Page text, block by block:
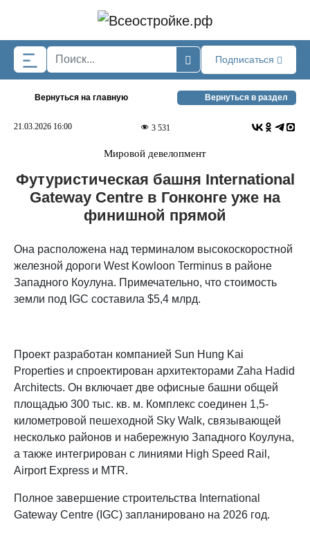
Подписаться
Вернуться на главную Вернуться в раздел
21.03.2026 16:00 3 531
Мировой девелопмент
Футуристическая башня International
Gateway Centre в Гонконге уже на
финишной прямой
Она расположена над терминалом высокоскоростной
железной дороги West Kowloon Terminus в районе
Западного Коулуна. Примечательно, что стоимость
земли под IGC составила $5,4 млрд.
Проект разработан компанией Sun Hung Kai
Properties и спроектирован архитекторами Zaha Hadid
Architects. Он включает две офисные башни общей
площадью 300 тыс. кв. м. Комплекс соединен 1,5-
километровой пешеходной Sky Walk, связывающей
несколько районов и набережную Западного Коулуна,
а также интегрирован с линиями High Speed Rail,
Airport Express и MTR.
Полное завершение строительства International
Gateway Centre (IGC) запланировано на 2026 год.